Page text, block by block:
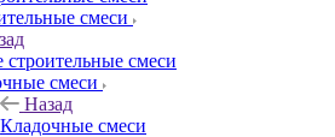
смеси
строительные смеси
смеси
Назад
Кладочные смеси